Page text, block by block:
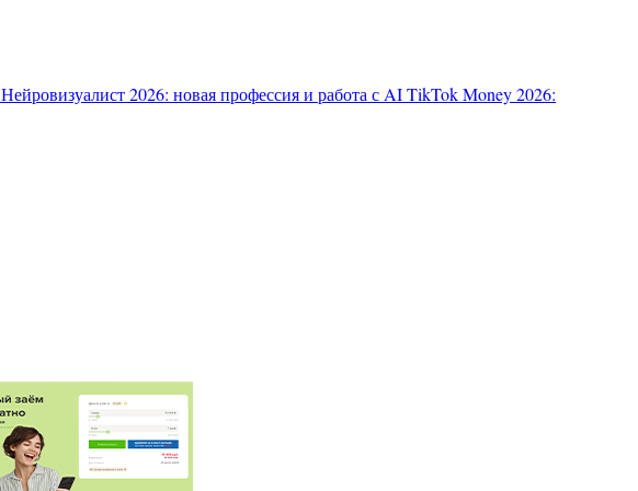
Нейровизуалист 2026: новая профессия и работа с AITikTok Money 2026: